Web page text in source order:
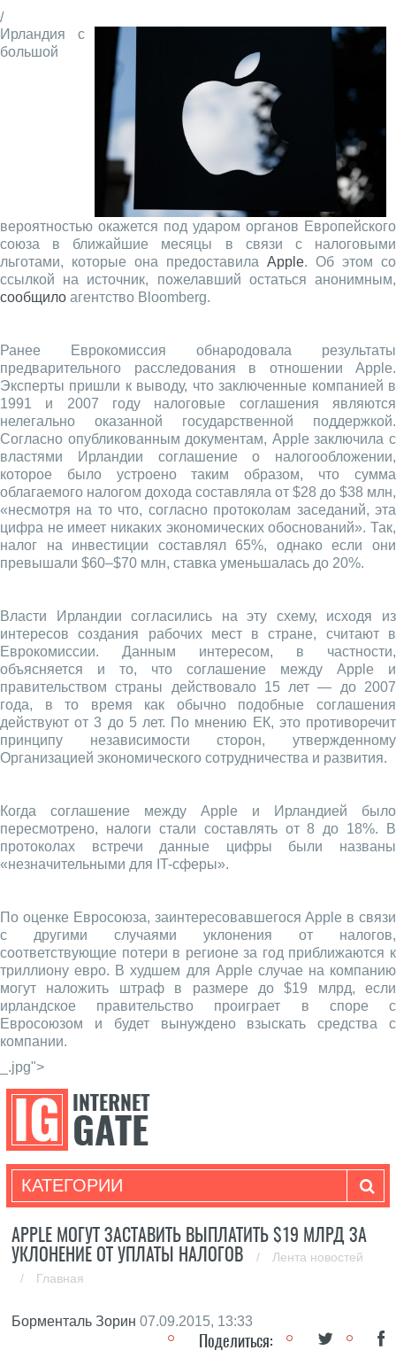
/
Ирландия с
большой
вероятностью окажется под ударом органов Европейского
союза в ближайшие месяцы в связи с налоговыми
льготами, которые она предоставила Apple. Об этом со
ссылкой на источник, пожелавший остаться анонимным,
сообщило агентство Bloomberg.
Ранее Еврокомиссия обнародовала результаты
предварительного расследования в отношении Apple.
Эксперты пришли к выводу, что заключенные компанией в
1991 и 2007 году налоговые соглашения являются
нелегально оказанной государственной поддержкой.
Согласно опубликованным документам, Apple заключила с
властями Ирландии соглашение о налогообложении,
которое было устроено таким образом, что сумма
облагаемого налогом дохода составляла от $28 до $38 млн,
«несмотря на то что, согласно протоколам заседаний, эта
цифра не имеет никаких экономических обоснований». Так,
налог на инвестиции составлял 65%, однако если они
превышали $60–$70 млн, ставка уменьшалась до 20%.
Власти Ирландии согласились на эту схему, исходя из
интересов создания рабочих мест в стране, считают в
Еврокомиссии. Данным интересом, в частности,
объясняется и то, что соглашение между Apple и
правительством страны действовало 15 лет — до 2007
года, в то время как обычно подобные соглашения
действуют от 3 до 5 лет. По мнению ЕК, это противоречит
принципу независимости сторон, утвержденному
Организацией экономического сотрудничества и развития.
Когда соглашение между Apple и Ирландией было
пересмотрено, налоги стали составлять от 8 до 18%. В
протоколах встречи данные цифры были названы
«незначительными для IT-сферы».
По оценке Евросоюза, заинтересовавшегося Apple в связи
с другими случаями уклонения от налогов,
соответствующие потери в регионе за год приближаются к
триллиону евро. В худшем для Apple случае на компанию
могут наложить штраф в размере до $19 млрд, если
ирландское правительство проиграет в споре с
Евросоюзом и будет вынуждено взыскать средства с
компании.
_.jpg">
КАТЕГОРИИ
APPLE МОГУТ ЗАСТАВИТЬ ВЫПЛАТИТЬ $19 МЛРД ЗА
УКЛОНЕНИЕ ОТ УПЛАТЫ НАЛОГОВ
/
Лента новостей
/
Главная
Борменталь Зорин 07.09.2015, 13:33
Поделиться: